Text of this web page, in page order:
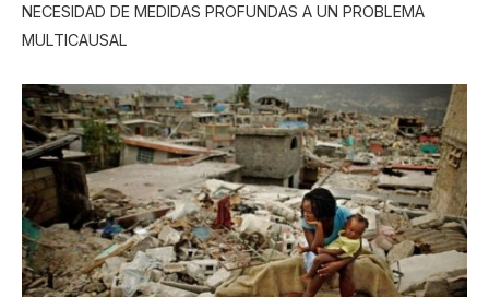
NECESIDAD DE MEDIDAS PROFUNDAS A UN PROBLEMA
MULTICAUSAL